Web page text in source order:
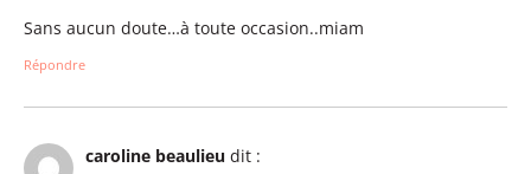
Sans aucun doute…à toute occasion..miam
Répondre
caroline beaulieu dit :